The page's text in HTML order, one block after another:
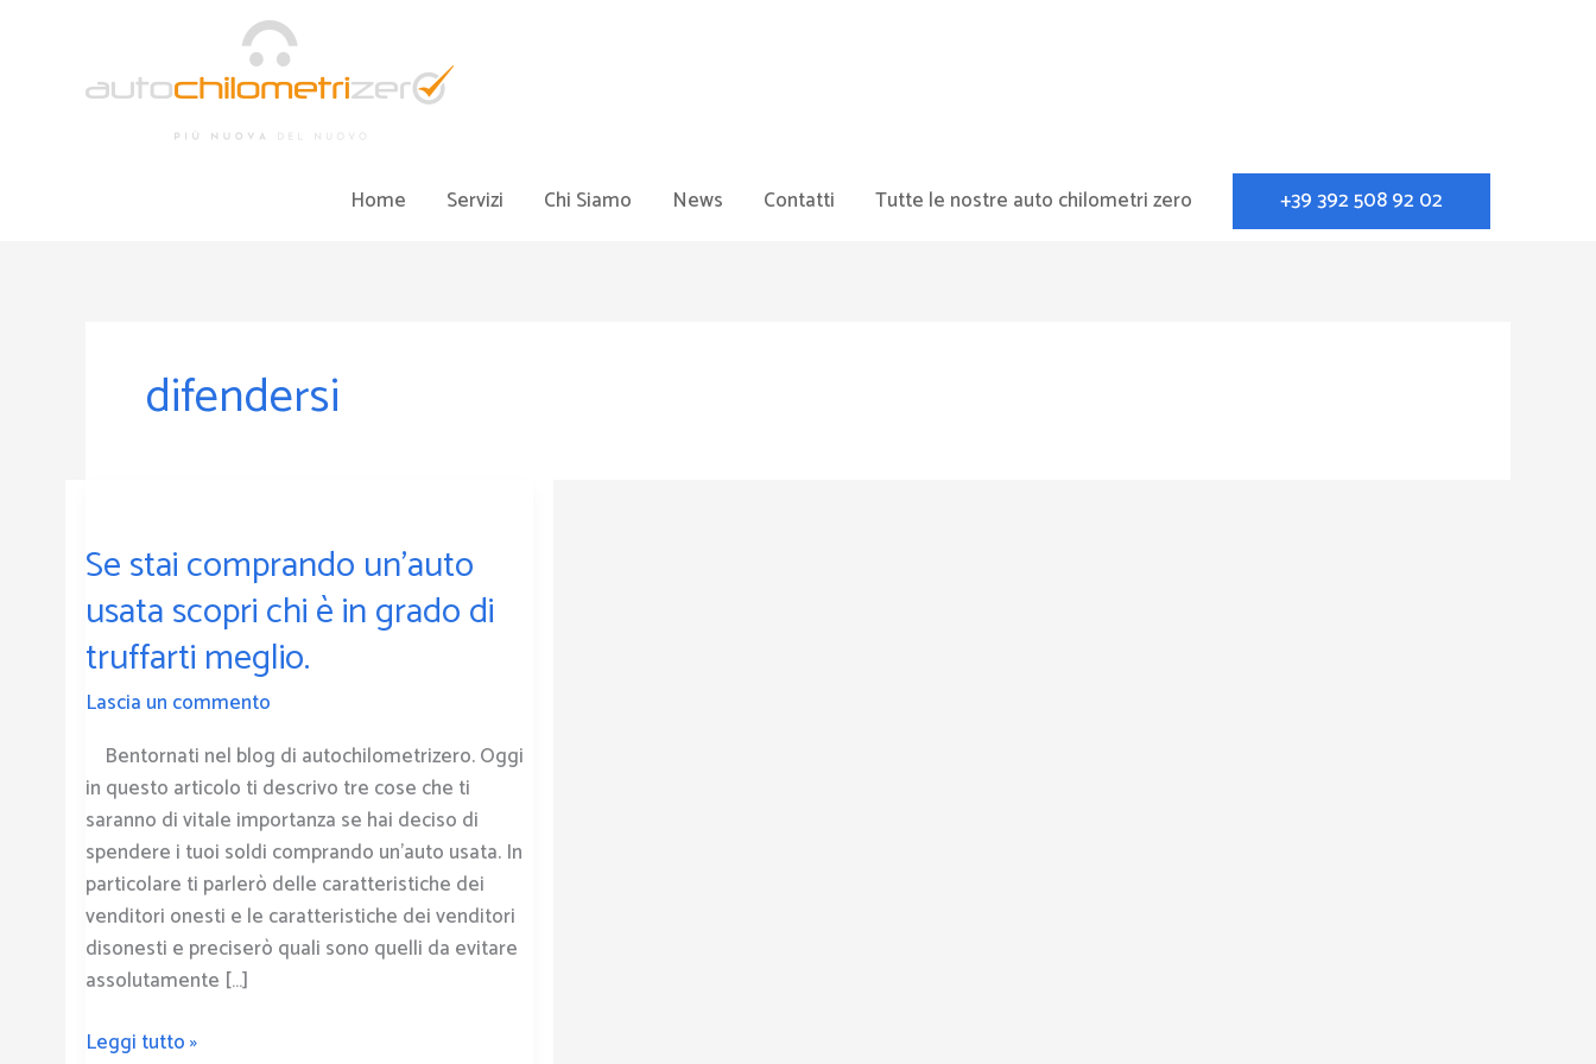
Home Servizi Chi Siamo News Contatti Tutte le nostre auto chilometri zero +39 392 508 92 02
difendersi
Se stai comprando un’auto
usata scopri chi è in grado di
truffarti meglio.
Lascia un commento
Bentornati nel blog di autochilometrizero. Oggi
in questo articolo ti descrivo tre cose che ti
saranno di vitale importanza se hai deciso di
spendere i tuoi soldi comprando un’auto usata. In
particolare ti parlerò delle caratteristiche dei
venditori onesti e le caratteristiche dei venditori
disonesti e preciserò quali sono quelli da evitare
assolutamente […]
comprando
un’auto
usata
scopri
chi
è
grado
di
truffarti
meglio.
Leggi tutto »